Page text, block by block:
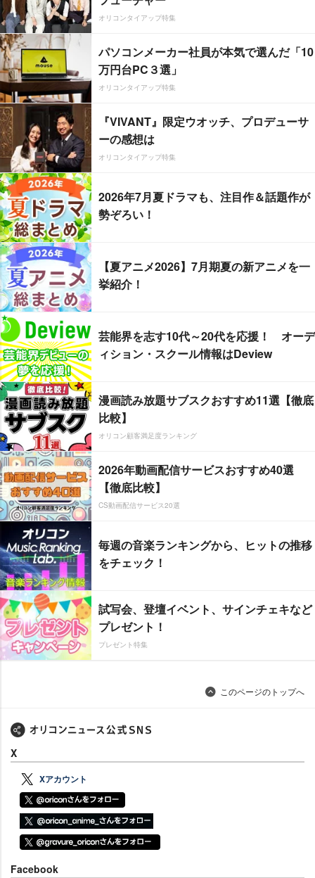
オリコンタイアップ特集
パソコンメーカー社員が本気で選んだ「10
万円台PC３選」
オリコンタイアップ特集
『VIVANT』限定ウオッチ、プロデューサ
ーの感想は
オリコンタイアップ特集
2026年7月夏ドラマも、注目作＆話題作が
勢ぞろい！
【夏アニメ2026】7月期夏の新アニメを一
挙紹介！
芸能界を志す10代～20代を応援！ オーデ
ィション・スクール情報はDeview
漫画読み放題サブスクおすすめ11選【徹底
比較】
オリコン顧客満足度ランキング
2026年動画配信サービスおすすめ40選
【徹底比較】
CS動画配信サービス20選
毎週の音楽ランキングから、ヒットの推移
をチェック！
試写会、登壇イベント、サインチェキなど
プレゼント！
プレゼント特集
このページのトップへ
X
Xアカウント
Facebook